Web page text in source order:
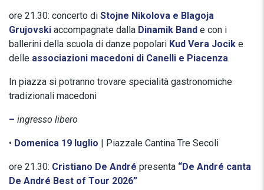
ore 21.30: concerto di Stojne Nikolova e Blagoja
Grujovski accompagnate dalla Dinamik Band e con i
ballerini della scuola di danze popolari Kud Vera Jocik e
delle associazioni macedoni di Canelli e Piacenza.
In piazza si potranno trovare specialità gastronomiche
tradizionali macedoni
– ingresso libero
• Domenica 19 luglio | Piazzale Cantina Tre Secoli
ore 21.30: Cristiano De André presenta “De André canta
De André Best of Tour 2026”